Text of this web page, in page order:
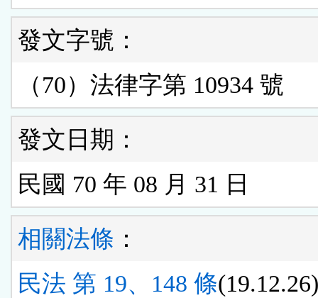
發文字號：
（70）法律字第 10934 號
發文日期：
民國 70 年 08 月 31 日
相關法條 ：
民法 第 19、148 條(19.12.26)